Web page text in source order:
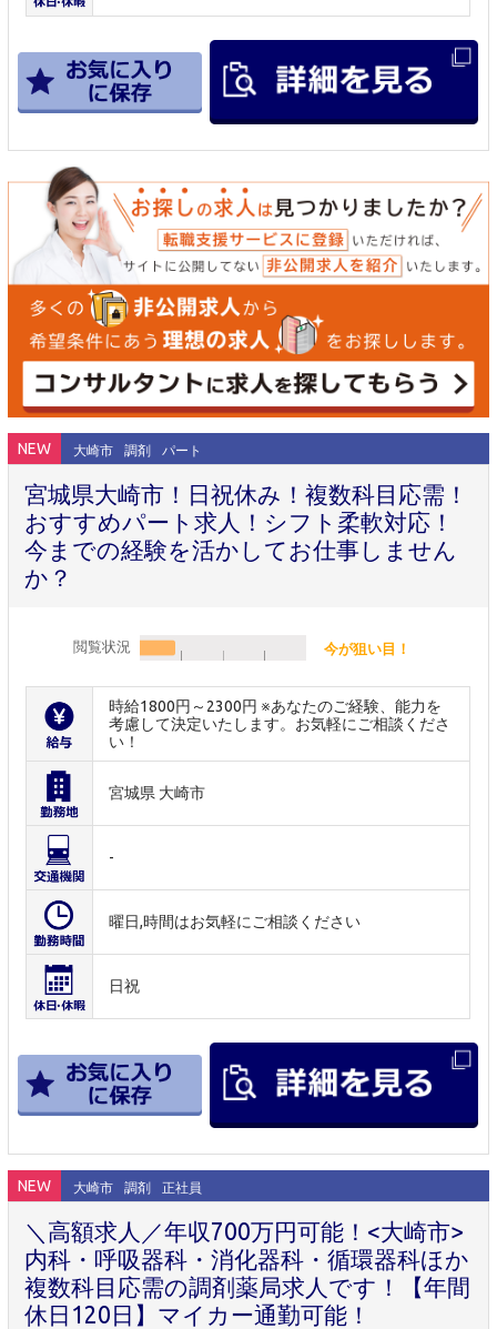
NEW 大崎市 調剤 パート
宮城県大崎市！日祝休み！複数科目応需！
おすすめパート求人！シフト柔軟対応！
今までの経験を活かしてお仕事しません
か？
閲覧状況 今が狙い目！
時給1800円～2300円 ※あなたのご経験、能力を
考慮して決定いたします。お気軽にご相談くださ
い！
宮城県 大崎市
-
曜日,時間はお気軽にご相談ください
日祝
NEW 大崎市 調剤 正社員
＼高額求人／年収700万円可能！<大崎市>
内科・呼吸器科・消化器科・循環器科ほか
複数科目応需の調剤薬局求人です！【年間
休日120日】マイカー通勤可能！